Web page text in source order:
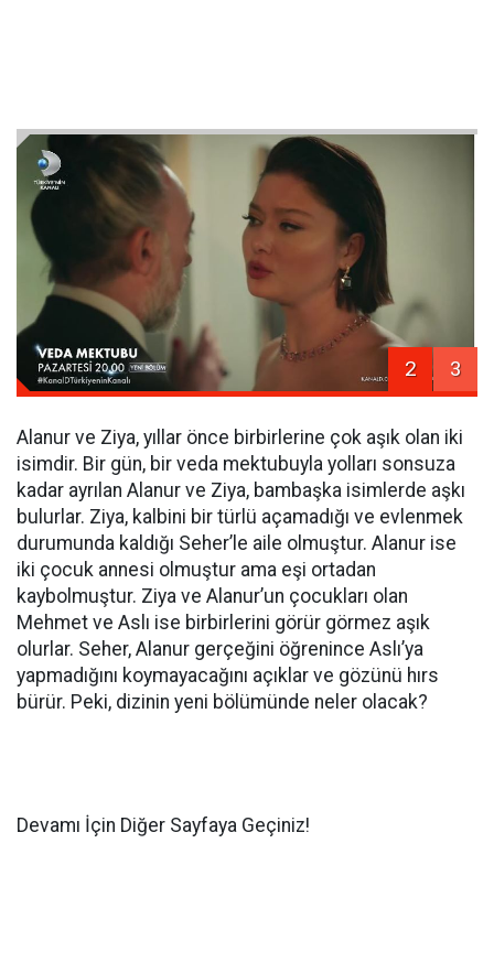
2 3
Alanur ve Ziya, yıllar önce birbirlerine çok aşık olan iki
isimdir. Bir gün, bir veda mektubuyla yolları sonsuza
kadar ayrılan Alanur ve Ziya, bambaşka isimlerde aşkı
bulurlar. Ziya, kalbini bir türlü açamadığı ve evlenmek
durumunda kaldığı Seher’le aile olmuştur. Alanur ise
iki çocuk annesi olmuştur ama eşi ortadan
kaybolmuştur. Ziya ve Alanur’un çocukları olan
Mehmet ve Aslı ise birbirlerini görür görmez aşık
olurlar. Seher, Alanur gerçeğini öğrenince Aslı’ya
yapmadığını koymayacağını açıklar ve gözünü hırs
bürür. Peki, dizinin yeni bölümünde neler olacak?
Devamı İçin Diğer Sayfaya Geçiniz!